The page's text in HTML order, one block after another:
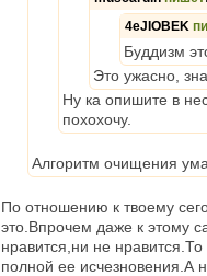
4eJIOBEK
Буддизм
Это ужасно,
Ну ка опишите в
похохочу.
Алгоритм очищения
По отношению к твоему
это.Впрочем даже к этому
нравится,ни не
полной ее исчезновения.А